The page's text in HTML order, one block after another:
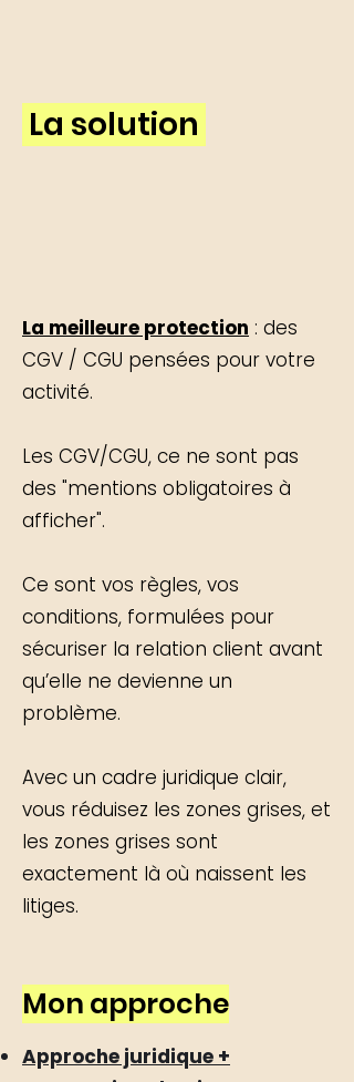
La solution
La meilleure protection : des
CGV / CGU pensées pour votre
activité.
Les CGV/CGU, ce ne sont pas
des "mentions obligatoires à
afficher".
Ce sont vos règles, vos
conditions, formulées pour
sécuriser la relation client avant
qu’elle ne devienne un
problème.
Avec un cadre juridique clair,
vous réduisez les zones grises, et
les zones grises sont
exactement là où naissent les
litiges.
Mon approche
Approche juridique +